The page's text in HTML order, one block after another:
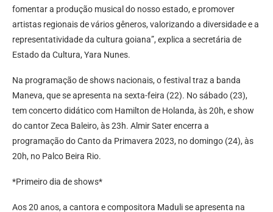
fomentar a produção musical do nosso estado, e promover
artistas regionais de vários gêneros, valorizando a diversidade e a
representatividade da cultura goiana”, explica a secretária de
Estado da Cultura, Yara Nunes.
Na programação de shows nacionais, o festival traz a banda
Maneva, que se apresenta na sexta-feira (22). No sábado (23),
tem concerto didático com Hamilton de Holanda, às 20h, e show
do cantor Zeca Baleiro, às 23h. Almir Sater encerra a
programação do Canto da Primavera 2023, no domingo (24), às
20h, no Palco Beira Rio.
*Primeiro dia de shows*
Aos 20 anos, a cantora e compositora Maduli se apresenta na